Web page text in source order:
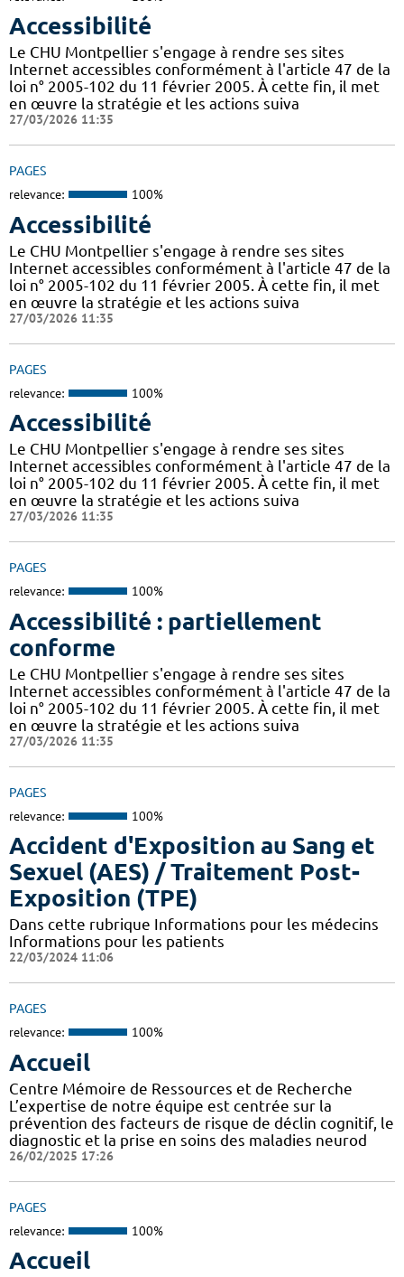
Accessibilité
Le CHU Montpellier s'engage à rendre ses sites
Internet accessibles conformément à l'article 47 de la
loi n° 2005-102 du 11 février 2005. À cette fin, il met
en œuvre la stratégie et les actions suiva
27/03/2026 11:35
PAGES
relevance: 100%
Accessibilité
Le CHU Montpellier s'engage à rendre ses sites
Internet accessibles conformément à l'article 47 de la
loi n° 2005-102 du 11 février 2005. À cette fin, il met
en œuvre la stratégie et les actions suiva
27/03/2026 11:35
PAGES
relevance: 100%
Accessibilité
Le CHU Montpellier s'engage à rendre ses sites
Internet accessibles conformément à l'article 47 de la
loi n° 2005-102 du 11 février 2005. À cette fin, il met
en œuvre la stratégie et les actions suiva
27/03/2026 11:35
PAGES
relevance: 100%
Accessibilité : partiellement
conforme
Le CHU Montpellier s'engage à rendre ses sites
Internet accessibles conformément à l'article 47 de la
loi n° 2005-102 du 11 février 2005. À cette fin, il met
en œuvre la stratégie et les actions suiva
27/03/2026 11:35
PAGES
relevance: 100%
Accident d'Exposition au Sang et
Sexuel (AES) / Traitement Post-
Exposition (TPE)
Dans cette rubrique Informations pour les médecins
Informations pour les patients
22/03/2024 11:06
PAGES
relevance: 100%
Accueil
Centre Mémoire de Ressources et de Recherche
L’expertise de notre équipe est centrée sur la
prévention des facteurs de risque de déclin cognitif, le
diagnostic et la prise en soins des maladies neurod
26/02/2025 17:26
PAGES
relevance: 100%
Accueil